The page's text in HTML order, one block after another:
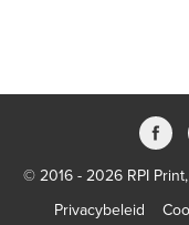
© 2016 - 2026 RPI
Privacybeleid